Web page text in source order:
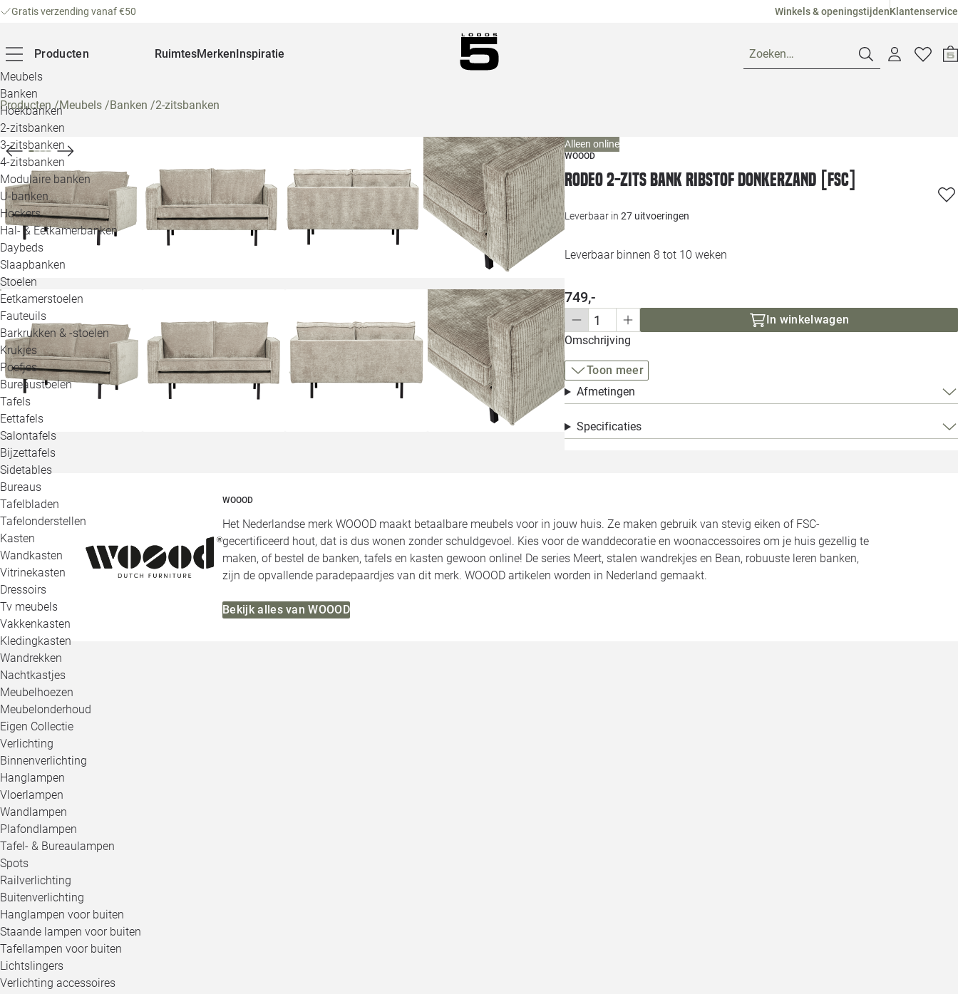
Gratis verzending vanaf €50 Winkels & openingstijdenKlantenservice
Producten
Meubels
Banken
Hoekbanken
2-zitsbanken
3-zitsbanken
4-zitsbanken
Modulaire banken
U-banken
Hockers
Hal- & Eetkamerbanken
Daybeds
Slaapbanken
Stoelen
Eetkamerstoelen
Fauteuils
Barkrukken & -stoelen
Krukjes
Poefjes
Bureaustoelen
Tafels
Eettafels
Salontafels
Bijzettafels
Sidetables
Bureaus
Tafelbladen
Tafelonderstellen
Kasten
Wandkasten
Vitrinekasten
Dressoirs
Tv meubels
Vakkenkasten
Kledingkasten
Wandrekken
Nachtkastjes
Meubelhoezen
Meubelonderhoud
Eigen Collectie
Verlichting
Binnenverlichting
Hanglampen
Vloerlampen
Wandlampen
Plafondlampen
Tafel- & Bureaulampen
Spots
Railverlichting
Buitenverlichting
Hanglampen voor buiten
Staande lampen voor buiten
Tafellampen voor buiten
Lichtslingers
Verlichting accessoires
RuimtesMerkenInspiratie Zoeken…
Alle
Producten/Meubels /Banken /2-zitsbanken
Alleen online
WOOOD
Rodeo 2-zits bank ribstof donkerzand [fsc]
Leverbaar in 27 uitvoeringen
Leverbaar binnen 8 tot 10 weken
749,-
In winkelwagen
Omschrijving
Toon meer
Afmetingen
Specificaties
WOOOD
Het Nederlandse merk WOOOD maakt betaalbare meubels voor in jouw huis. Ze maken gebruik van stevig eiken of FSC-
gecertificeerd hout, dat is dus wonen zonder schuldgevoel. Kies voor de wanddecoratie en woonaccessoires om je huis gezellig te
maken, of bestel de banken, tafels en kasten gewoon online! De series Meert, stalen wandrekjes en Bean, robuuste leren banken,
zijn de opvallende paradepaardjes van dit merk. WOOOD artikelen worden in Nederland gemaakt.
Bekijk alles van WOOOD